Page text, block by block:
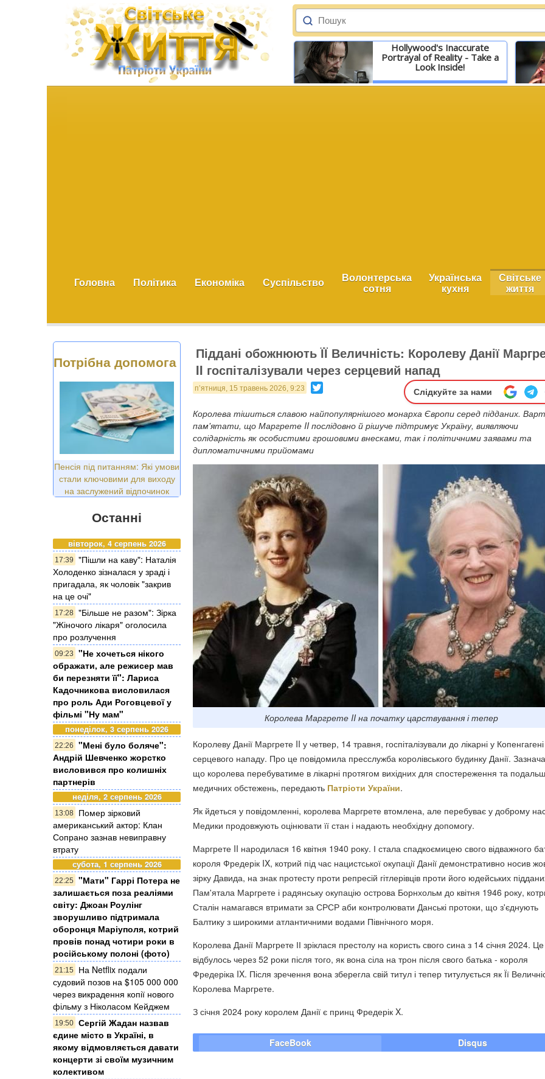
Hollywood's Inaccurate
Portrayal of Reality - Take a
Look Inside!
Детальніше
Головна Політика Економіка Суспільство Волонтерська
сотня
Українська
кухня
Світське
життя
Потрібна допомога
Пенсія під питанням: Які умови
стали ключовими для виходу
на заслужений відпочинок
Останні
вівторок, 4 серпень 2026
17:39
"Пішли на каву": Наталія
Холоденко зізналася у зраді і
пригадала, як чоловік "закрив
на це очі"
17:28 "Більше не разом": Зірка
"Жіночого лікаря" оголосила
про розлучення
09:23
"Не хочеться нікого
ображати, але режисер мав
би перезняти її": Лариса
Кадочникова висловилася
про роль Ади Роговцевої у
фільмі "Ну мам"
понеділок, 3 серпень 2026
22:26
"Мені було боляче":
Андрій Шевченко жорстко
висловився про колишніх
партнерів
неділя, 2 серпень 2026
13:08
Помер зірковий
американський актор: Клан
Сопрано зазнав невиправну
втрату
субота, 1 серпень 2026
22:25
"Мати" Гаррі Потера не
залишається поза реаліями
світу: Джоан Роулінг
зворушливо підтримала
оборонця Маріуполя, котрий
провів понад чотири роки в
російському полоні (фото)
21:15
На Netflix подали
судовий позов на $105 000 000
через викрадення копії нового
фільму з Ніколасом Кейджем
19:50 Сергій Жадан назвав
єдине місто в Україні, в
якому відмовляється давати
концерти зі своїм музичним
колективом
Піддані обожнюють ЇЇ Величність: Королеву Данії
II госпіталізували через серцевий напад
п’ятниця, 15 травень 2026, 9:23 Слідкуйте за нами
Королева тішиться славою найпопулярнішого монарха Європи серед підданих.
пам'ятати, що Маргрете II послідовно й рішуче підтримує Україну, виявляючи
солідарність як особистими грошовими внесками, так і політичними заявами та
дипломатичними прийомами
Королева Маргрете II на початку царствування і тепер
Королеву Данії Маргрете II у четвер, 14 травня, госпіталізували до лікарні у Копенгагені
серцевого нападу. Про це повідомила пресслужба королівського будинку Данії.
що королева перебуватиме в лікарні протягом вихідних для спостереження та
медичних обстежень, передають Патріоти України.
Як йдеться у повідомленні, королева Маргрете втомлена, але перебуває у доброму
Медики продовжують оцінювати її стан і надають необхідну допомогу.
Маргрете II народилася 16 квітня 1940 року. І стала спадкоємицею свого відважного
короля Фредерік IX, котрий під час нацистської окупації Данії демонстративно носив
зірку Давида, на знак протесту проти репресій гітлерівців проти його юдейських
Пам'ятала Маргрете і радянську окупацію острова Борнхольм до квітня 1946 року,
Сталін намагався втримати за СРСР аби контролювати Данські протоки, що з'єднують
Балтику з широкими атлантичними водами Північного моря.
Королева Данії Маргрете ІІ зріклася престолу на користь свого сина з 14 січня 2024. Це
відбулось через 52 роки після того, як вона сіла на трон після свого батька - короля
Фредеріка IX. Після зречення вона зберегла свій титул і тепер титулується як Її
Королева Маргрете.
З січня 2024 року королем Данії є принц Фредерік X.
FaceBook Disqus